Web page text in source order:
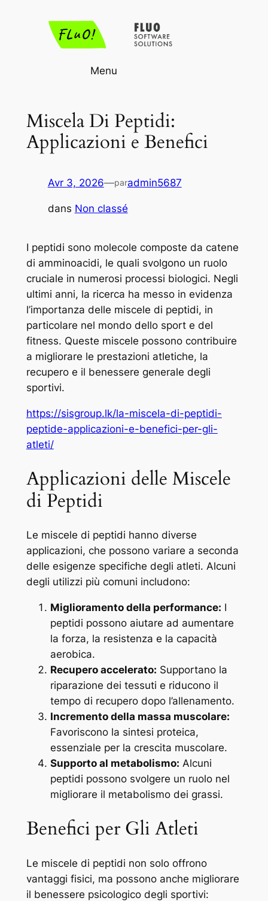
Menu
Miscela Di Peptidi:
Applicazioni e Benefici
Avr 3, 2026—paradmin5687
dans Non classé
I peptidi sono molecole composte da catene
di amminoacidi, le quali svolgono un ruolo
cruciale in numerosi processi biologici. Negli
ultimi anni, la ricerca ha messo in evidenza
l’importanza delle miscele di peptidi, in
particolare nel mondo dello sport e del
fitness. Queste miscele possono contribuire
a migliorare le prestazioni atletiche, la
recupero e il benessere generale degli
sportivi.
https://sisgroup.lk/la-miscela-di-peptidi-
peptide-applicazioni-e-benefici-per-gli-
atleti/
Applicazioni delle Miscele
di Peptidi
Le miscele di peptidi hanno diverse
applicazioni, che possono variare a seconda
delle esigenze specifiche degli atleti. Alcuni
degli utilizzi più comuni includono:
Miglioramento della performance: I
peptidi possono aiutare ad aumentare
la forza, la resistenza e la capacità
aerobica.
Recupero accelerato: Supportano la
riparazione dei tessuti e riducono il
tempo di recupero dopo l’allenamento.
Incremento della massa muscolare:
Favoriscono la sintesi proteica,
essenziale per la crescita muscolare.
Supporto al metabolismo: Alcuni
peptidi possono svolgere un ruolo nel
migliorare il metabolismo dei grassi.
Benefici per Gli Atleti
Le miscele di peptidi non solo offrono
vantaggi fisici, ma possono anche migliorare
il benessere psicologico degli sportivi: